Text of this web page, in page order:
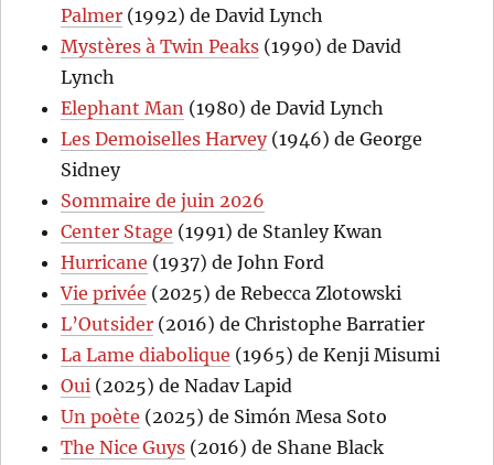
Palmer (1992) de David Lynch
Mystères à Twin Peaks (1990) de David
Lynch
Elephant Man (1980) de David Lynch
Les Demoiselles Harvey(1946) de George
Sidney
Sommaire de juin 2026
Center Stage (1991) de Stanley Kwan
Hurricane (1937) de John Ford
Vie privée (2025) de Rebecca Zlotowski
L’Outsider (2016) de Christophe Barratier
La Lame diabolique (1965) de Kenji Misumi
Oui (2025) de Nadav Lapid
Un poète (2025) de Simón Mesa Soto
The Nice Guys (2016) de Shane Black